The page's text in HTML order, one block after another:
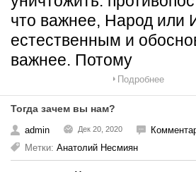
что важнее, Народ или
естественным и
важнее. Потому
Подробнее
Тогда зачем вы нам?
admin Дек 20, 2020
Метки: Анатолий Несмиян